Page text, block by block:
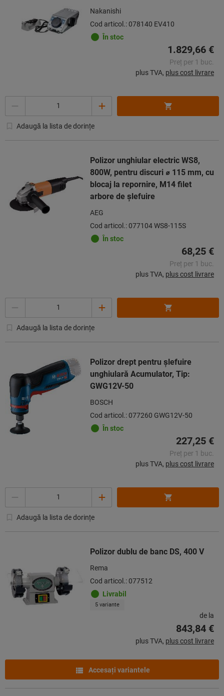
Nakanishi
Cod articol.: 078140 EV410
În stoc
1.829,66 €
Preț per 1 buc.
plus TVA, plus cost livrare
Adaugă la lista de dorințe
Polizor unghiular electric WS8,
800W, pentru discuri ⌀ 115 mm, cu
blocaj la repornire, M14 filet
arbore de şlefuire
AEG
Cod articol.: 077104 WS8-115S
În stoc
68,25 €
Preț per 1 buc.
plus TVA, plus cost livrare
Adaugă la lista de dorințe
Polizor drept pentru şlefuire
unghiulară Acumulator, Tip:
GWG12V-50
BOSCH
Cod articol.: 077260 GWG12V-50
În stoc
227,25 €
Preț per 1 buc.
plus TVA, plus cost livrare
Adaugă la lista de dorințe
Polizor dublu de banc DS, 400 V
Rema
Cod articol.: 077512
Livrabil
5 variante
de la
843,84 €
plus TVA, plus cost livrare
Accesaţi variantele